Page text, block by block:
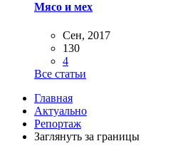
Мясо и мех
Сен, 2017
130
4
Все статьи
Главная
Актуально
Репортаж
Заглянуть за границы